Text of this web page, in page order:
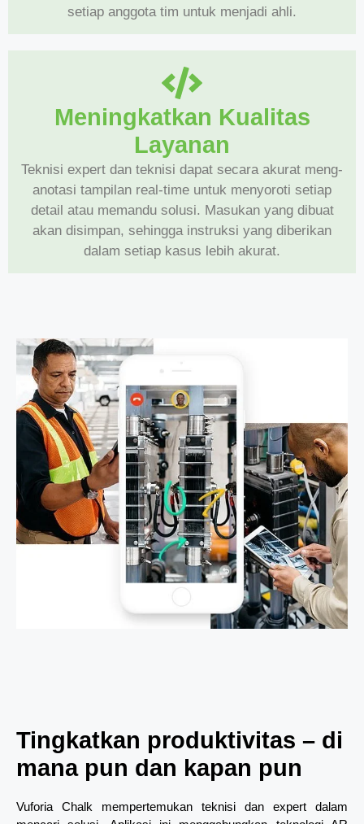
setiap anggota tim untuk menjadi ahli.
Meningkatkan Kualitas
Layanan
Teknisi expert dan teknisi dapat secara akurat meng-
anotasi tampilan real-time untuk menyoroti setiap
detail atau memandu solusi. Masukan yang dibuat
akan disimpan, sehingga instruksi yang diberikan
dalam setiap kasus lebih akurat.
Tingkatkan produktivitas – di
mana pun dan kapan pun
Vuforia Chalk mempertemukan teknisi dan expert dalam